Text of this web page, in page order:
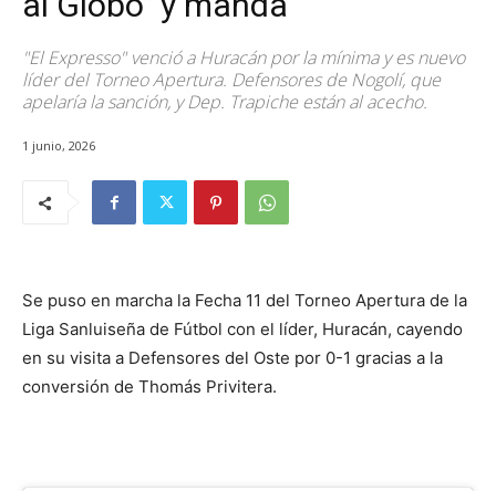
"El Expresso" venció a Huracán por la mínima y es nuevo
líder del Torneo Apertura. Defensores de Nogolí, que
apelaría la sanción, y Dep. Trapiche están al acecho.
1 junio, 2026
Se puso en marcha la Fecha 11 del Torneo Apertura de la
Liga Sanluiseña de Fútbol con el líder, Huracán, cayendo
en su visita a Defensores del Oste por 0-1 gracias a la
conversión de Thomás Privitera.